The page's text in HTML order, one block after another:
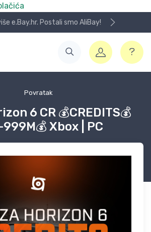
e.Bay.hr. Postali smo AliBay!
Povratak
6 CR 💰CREDITS💰
Xbox | PC